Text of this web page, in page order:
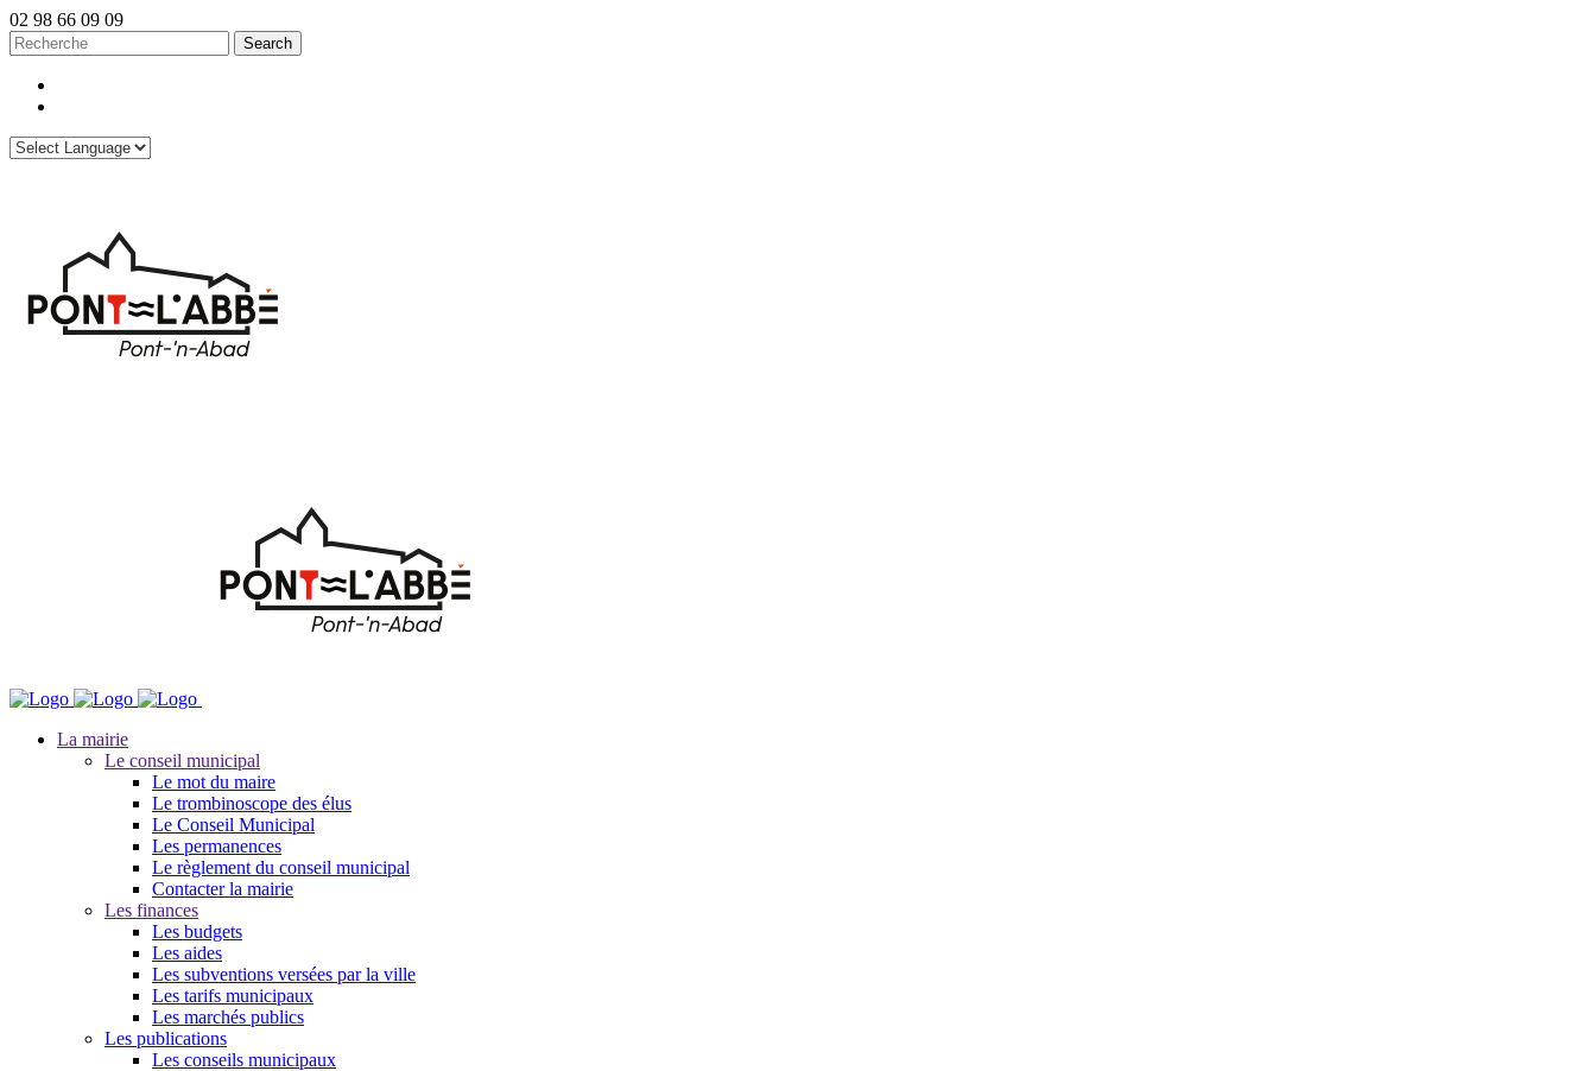
02 98 66 09 09
La mairie
Le conseil municipal
Le mot du maire
Le trombinoscope des élus
Le Conseil Municipal
Les permanences
Le règlement du conseil municipal
Contacter la mairie
Les finances
Les budgets
Les aides
Les subventions versées par la ville
Les tarifs municipaux
Les marchés publics
Les publications
Les conseils municipaux